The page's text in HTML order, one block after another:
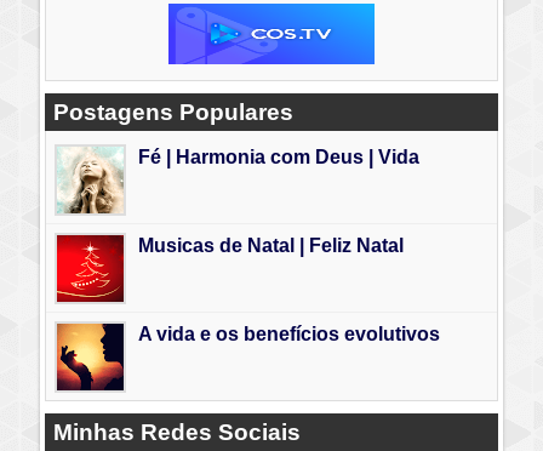
Postagens Populares
Fé | Harmonia com Deus | Vida
Musicas de Natal | Feliz Natal
A vida e os benefícios evolutivos
Minhas Redes Sociais